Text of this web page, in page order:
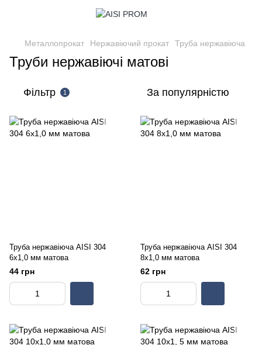
Металлопрокат Нержавіючий прокат Труба нержавіюча
Труби нержавіючі матові
Фільтр 1 За популярністю
Труба нержавіюча AISI 304
6х1,0 мм матова
44 грн
Труба нержавіюча AISI 304
8х1,0 мм матова
62 грн